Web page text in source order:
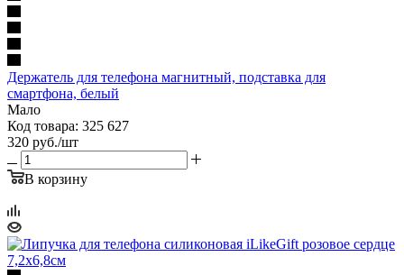
Держатель для телефона магнитный, подставка для
смартфона, белый
Мало
Код товара: 325 627
320 руб./шт
В корзину